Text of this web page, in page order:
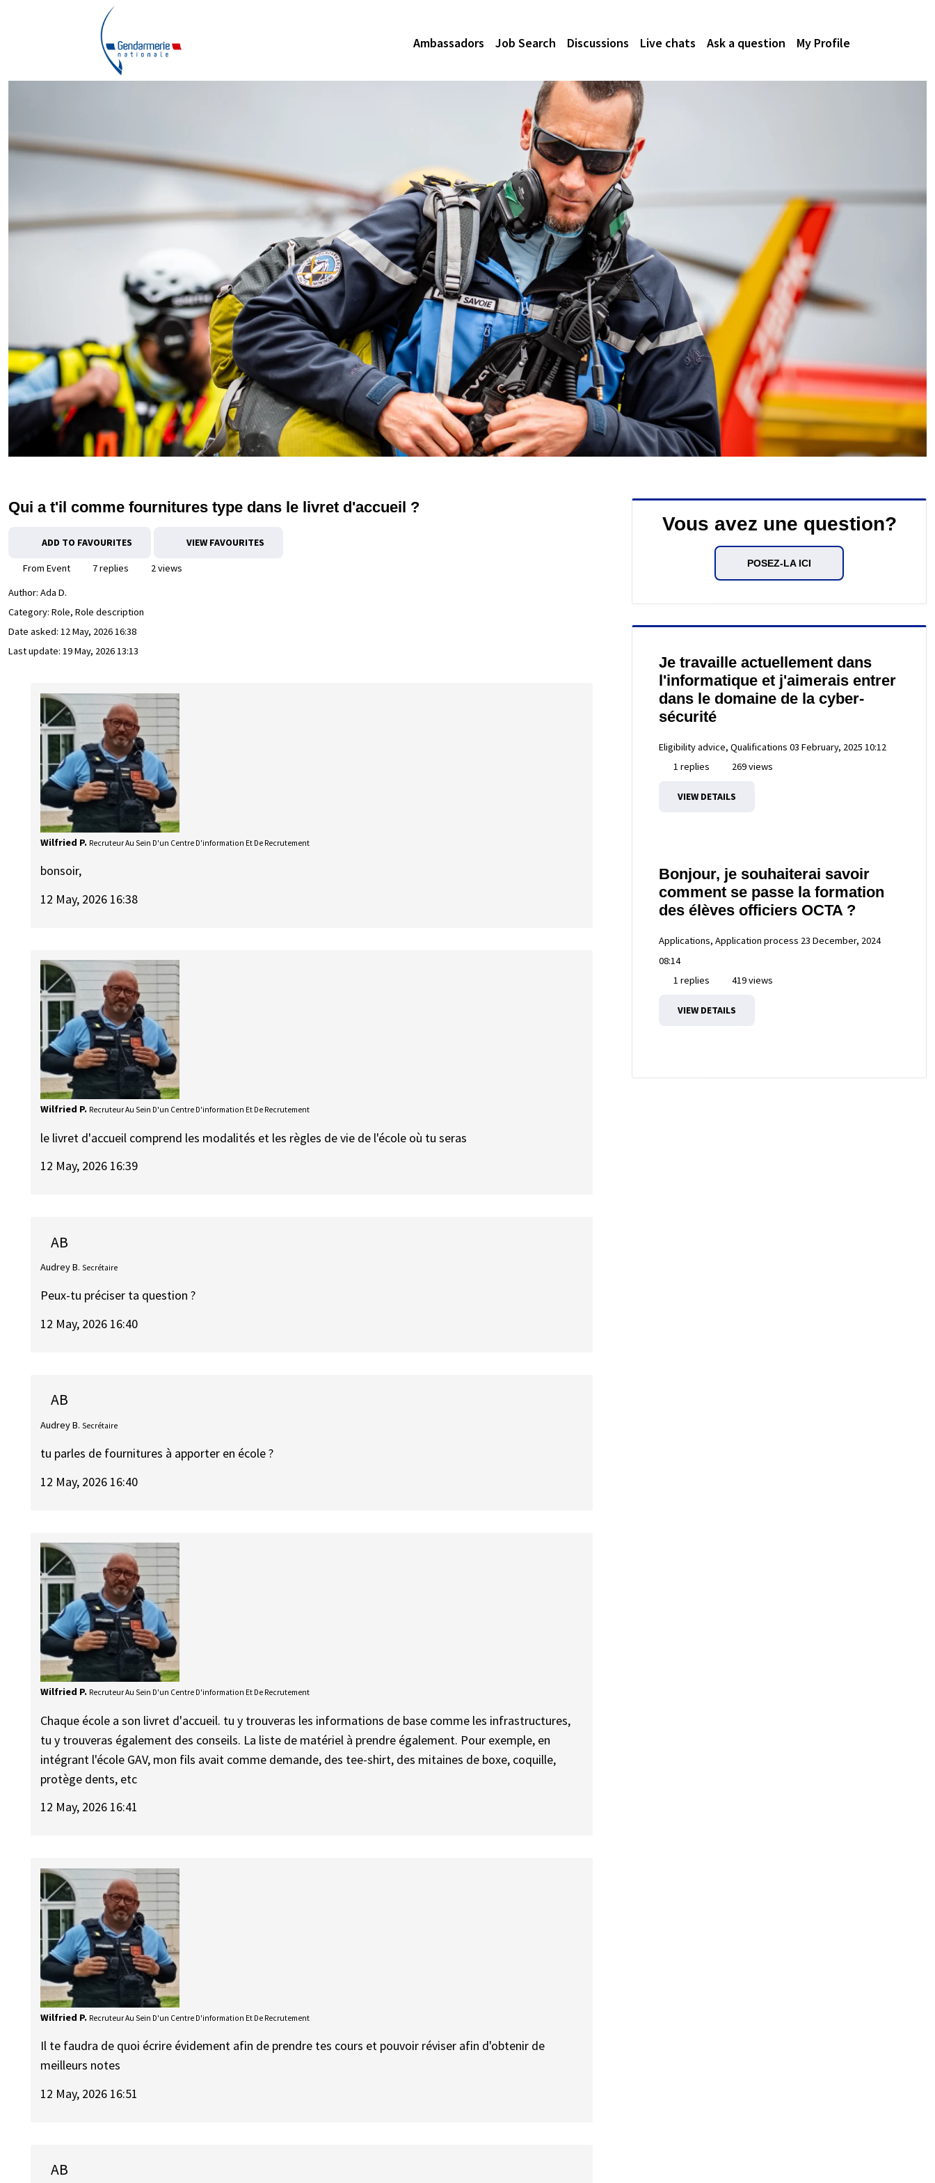
Ambassadors Job Search Discussions Live chats Ask a question My Profile
Qui a t'il comme fournitures type dans le livret d'accueil ?
ADD TO FAVOURITES VIEW FAVOURITES
From Event 7 replies
2 views
Author: Ada D.
Category: Role, Role description
Date asked: 12 May, 2026 16:38
Last update: 19 May, 2026 13:13
Wilfried P. Recruteur Au Sein D'un Centre D'information Et De Recrutement
bonsoir,
12 May, 2026 16:38
Wilfried P. Recruteur Au Sein D'un Centre D'information Et De Recrutement
le livret d'accueil comprend les modalités et les règles de vie de l'école où tu seras
12 May, 2026 16:39
AB
Audrey B. Secrétaire
Peux-tu préciser ta question ?
12 May, 2026 16:40
AB
Audrey B. Secrétaire
tu parles de fournitures à apporter en école ?
12 May, 2026 16:40
Wilfried P. Recruteur Au Sein D'un Centre D'information Et De Recrutement
Chaque école a son livret d'accueil. tu y trouveras les informations de base comme les infrastructures,
tu y trouveras également des conseils. La liste de matériel à prendre également. Pour exemple, en
intégrant l'école GAV, mon fils avait comme demande, des tee-shirt, des mitaines de boxe, coquille,
protège dents, etc
12 May, 2026 16:41
Wilfried P. Recruteur Au Sein D'un Centre D'information Et De Recrutement
Il te faudra de quoi écrire évidement afin de prendre tes cours et pouvoir réviser afin d'obtenir de
meilleurs notes
12 May, 2026 16:51
AB
Vous avez une question?
POSEZ-LA ICI
Je travaille actuellement dans
l'informatique et j'aimerais entrer
dans le domaine de la cyber-
sécurité
Eligibility advice, Qualifications 03 February, 2025 10:12
1 replies
269 views
VIEW DETAILS
Bonjour, je souhaiterai savoir
comment se passe la formation
des élèves officiers OCTA ?
Applications, Application process 23 December, 2024
08:14
1 replies
419 views
VIEW DETAILS